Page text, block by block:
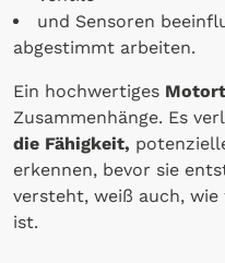
und Sensoren
abgestimmt arbeiten.
Ein hochwertiges
Zusammenhänge. Es
die Fähigkeit,
erkennen, bevor sie
versteht, weiß auch,
ist.